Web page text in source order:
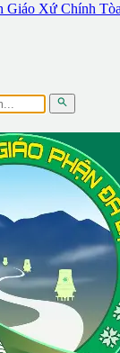
Giáo Xứ Chính
